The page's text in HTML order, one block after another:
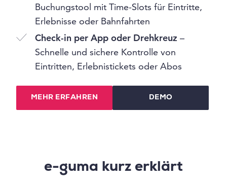
Buchungstool mit Time-Slots für Eintritte,
Erlebnisse oder Bahnfahrten
Check-in per App oder Drehkreuz –
Schnelle und sichere Kontrolle von
Eintritten, Erlebnistickets oder Abos
MEHR ERFAHREN DEMO
e-guma kurz erklärt